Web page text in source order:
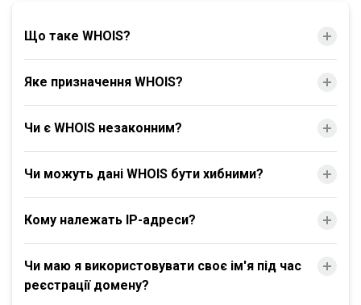
Що таке WHOIS?
Яке призначення WHOIS?
Чи є WHOIS незаконним?
Чи можуть дані WHOIS бути хибними?
Кому належать IP-адреси?
Чи маю я використовувати своє ім'я під час
реєстрації домену?